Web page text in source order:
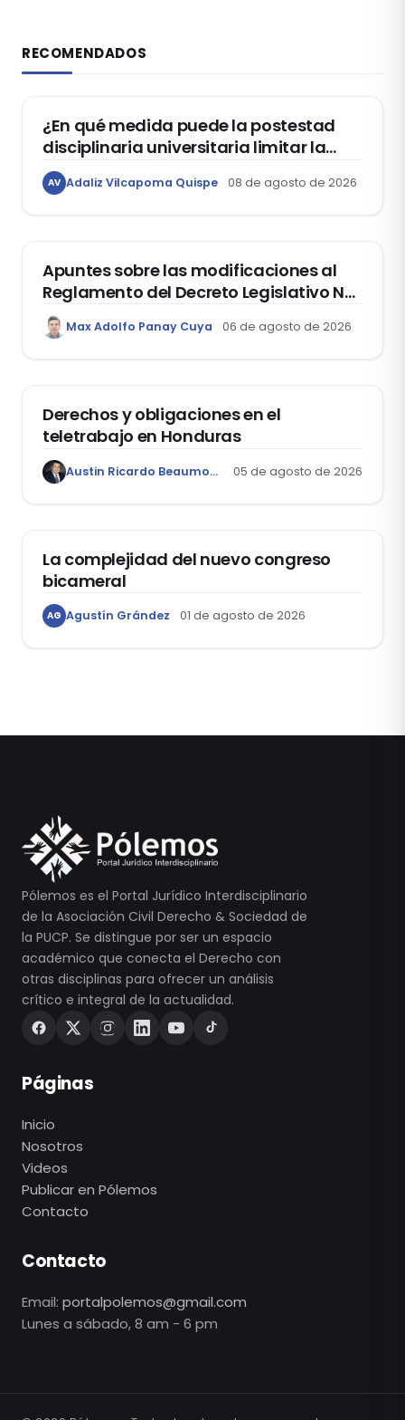
RECOMENDADOS
DERECHO CONSTITUCIONAL
¿En qué medida puede la postestad
disciplinaria universitaria limitar la
libertad de expresión de los
estudiantes?
AV Adaliz Vilcapoma Quispe 08 de agosto de 2026
Apuntes sobre las modificaciones al
Reglamento del Decreto Legislativo Nº
1400, que aprueba el Régimen de
Garantía Mobiliaria
Max Adolfo Panay Cuya 06 de agosto de 2026
Derechos y obligaciones en el
teletrabajo en Honduras
Austin Ricardo Beaumont Rivera 05 de agosto de 2026
La complejidad del nuevo congreso
bicameral
AG Agustín Grández 01 de agosto de 2026
Pólemos es el Portal Jurídico Interdisciplinario
de la Asociación Civil Derecho & Sociedad de
la PUCP. Se distingue por ser un espacio
académico que conecta el Derecho con
otras disciplinas para ofrecer un análisis
crítico e integral de la actualidad.
Páginas
Inicio
Nosotros
Videos
Publicar en Pólemos
Contacto
Contacto
Email: portalpolemos@gmail.com
Lunes a sábado, 8 am - 6 pm